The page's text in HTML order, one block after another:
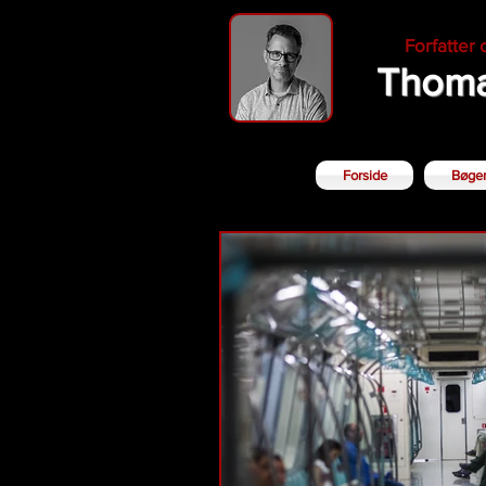
Forfatter
Forside Bøger